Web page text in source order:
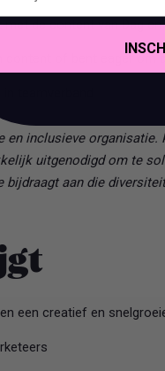
de content van Dag en
of bent eager om
teamverband
en inclusieve organisatie.
uitgenodigd om te
bijdraagt aan die
een creatief en